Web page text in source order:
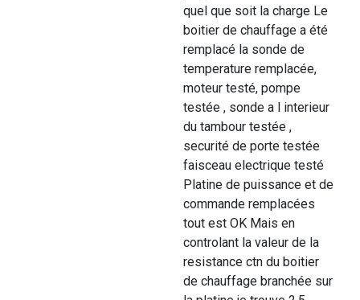
quel que soit la charge Le
boitier de chauffage a été
remplacé la sonde de
temperature remplacée,
moteur testé, pompe
testée , sonde a l interieur
du tambour testée ,
securité de porte testée
faisceau electrique testé
Platine de puissance et de
commande remplacées
tout est OK Mais en
controlant la valeur de la
resistance ctn du boitier
de chauffage branchée sur